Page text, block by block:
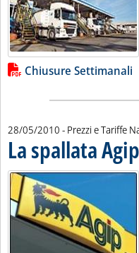
Lista allegati PDF
Chiusure Settimanali
28/05/2010 - Prezzi e Tariffe
La spallata